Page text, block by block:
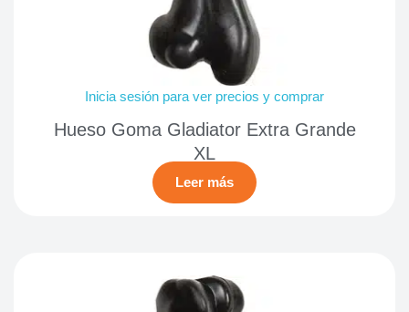
Inicia sesión para ver precios y comprar
Hueso Goma Gladiator Extra Grande
XL
Leer más